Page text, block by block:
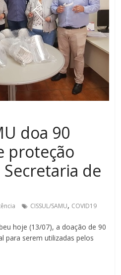
doa 90
proteção
de
CISSUL/SAMU, COVID19
hoje (13/07), a doação de 90
para serem utilizadas pelos